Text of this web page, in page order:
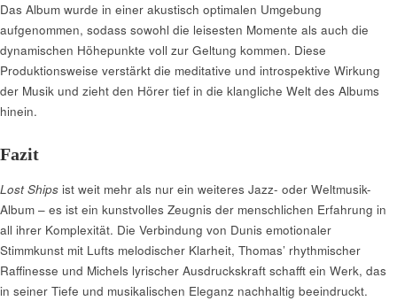
Das Album wurde in einer akustisch optimalen Umgebung
aufgenommen, sodass sowohl die leisesten Momente als auch die
dynamischen Höhepunkte voll zur Geltung kommen. Diese
Produktionsweise verstärkt die meditative und introspektive Wirkung
der Musik und zieht den Hörer tief in die klangliche Welt des Albums
hinein.
Fazit
Lost Ships ist weit mehr als nur ein weiteres Jazz- oder Weltmusik-
Album – es ist ein kunstvolles Zeugnis der menschlichen Erfahrung in
all ihrer Komplexität. Die Verbindung von Dunis emotionaler
Stimmkunst mit Lufts melodischer Klarheit, Thomas’ rhythmischer
Raffinesse und Michels lyrischer Ausdruckskraft schafft ein Werk, das
in seiner Tiefe und musikalischen Eleganz nachhaltig beeindruckt.